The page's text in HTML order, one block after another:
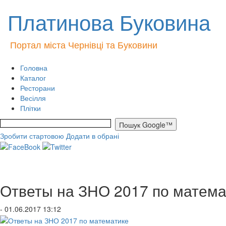
Платинова Буковина
Портал міста Чернівці та Буковини
Головна
Каталог
Ресторани
Весілля
Плітки
Зробити стартовою Додати в обрані
Ответы на ЗНО 2017 по
- 01.06.2017 13:12